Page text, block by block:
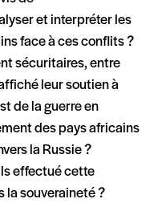
et interpréter les
face à ces conflits ?
sécuritaires, entre
leur soutien à
de la guerre en
des pays africains
la Russie ?
effectué cette
la souveraineté ?